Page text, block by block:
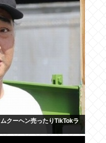
クーヘン売ったりTikTokラ